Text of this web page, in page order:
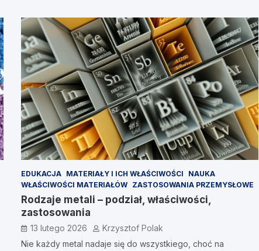
EDUKACJA MATERIAŁY I ICH WŁAŚCIWOŚCI
NAUKA
WŁAŚCIWOŚCI MATERIAŁÓW
ZASTOSOWANIA PRZEMYSŁOWE
Rodzaje metali – podział, właściwości,
zastosowania
13 lutego 2026
Krzysztof Polak
Nie każdy metal nadaje się do wszystkiego, choć na